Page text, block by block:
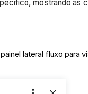
mostrando as
lateral fluxo para